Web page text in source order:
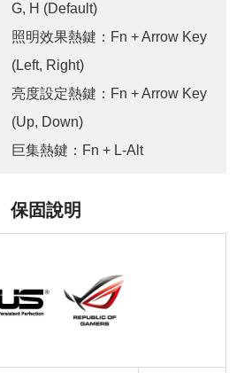
G, H (Default)
照明效果熱鍵：Fn + Arrow Key
(Left, Right)
亮度設定熱鍵：Fn + Arrow Key
(Up, Down)
巨集熱鍵：Fn + L-Alt
保固說明